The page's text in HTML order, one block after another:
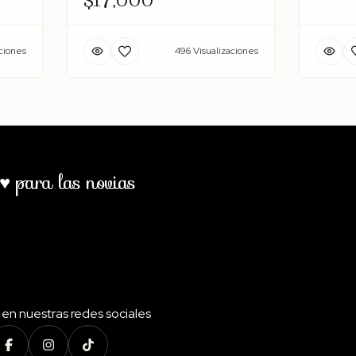
496 Visualizaciones
para las novias
nuestras redes sociales